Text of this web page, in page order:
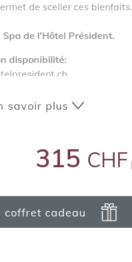
de sceller ces bienfaits.
de l'Hôtel Président.
disponibilité:
savoir plus
315 CHF
coffret cadeau